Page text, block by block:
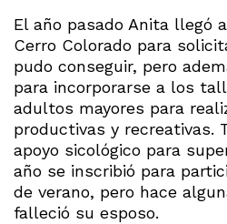
El año pasado Anita llegó
Cerro Colorado para
pudo conseguir, pero
para incorporarse a los
adultos mayores para
productivas y recreativas.
apoyo sicológico para
año se inscribió para
de verano, pero hace
falleció su esposo.